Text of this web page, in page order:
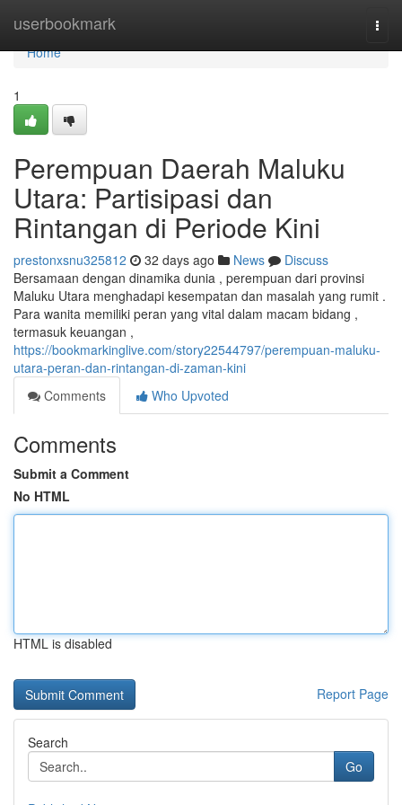
userbookmark
Home
Home
1
Perempuan Daerah Maluku
Utara: Partisipasi dan
Rintangan di Periode Kini
prestonxsnu325812 32 days ago News
Discuss
Bersamaan dengan dinamika dunia , perempuan dari provinsi
Maluku Utara menghadapi kesempatan dan masalah yang rumit .
Para wanita memiliki peran yang vital dalam macam bidang ,
termasuk keuangan ,
https://bookmarkinglive.com/story22544797/perempuan-maluku-
utara-peran-dan-rintangan-di-zaman-kini
Comments
Who Upvoted
Comments
Submit a Comment
No HTML
HTML is disabled
Report Page
Search
Go